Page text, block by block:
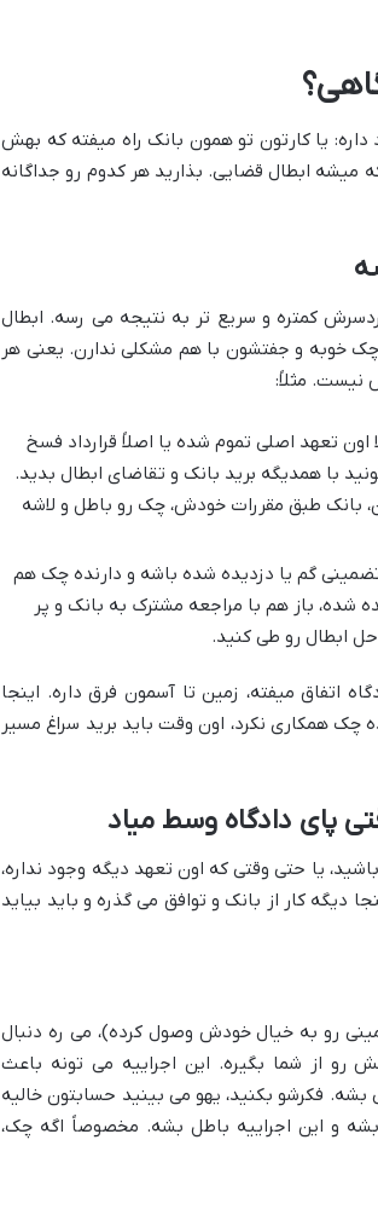
یا کارتون تو همون بانک راه میفته که بهش
میشه ابطال قضایی. بذارید هر کدوم رو جداگانه
کمتره و سریع تر به نتیجه می رسه. ابطال
چک خوبه و جفتشون با هم مشکلی ندارن. یعنی هر
نیست. مثلاً:
تعهد اصلی تموم شده یا اصلاً قرارداد فسخ
با همدیگه برید بانک و تقاضای ابطال بدید.
بانک طبق مقررات خودش، چک رو باطل و لاشه
گم یا دزدیده شده باشه و دارنده چک هم
باز هم با مراجعه مشترک به بانک و پر
ابطال رو طی کنید.
اتفاق میفته، زمین تا آسمون فرق داره. اینجا
همکاری نکرد، اون وقت باید برید سراغ مسیر
پای دادگاه وسط میاد
یا حتی وقتی که اون تعهد دیگه وجود نداره،
کار از بانک و توافق می گذره و باید بیاید
رو به خیال خودش وصول کرده)، می ره دنبال
رو از شما بگیره. این اجراییه می تونه باعث
فکرشو بکنید، یهو می بینید حسابتون خالیه
بشه و این اجراییه باطل بشه. مخصوصاً اگه چک،